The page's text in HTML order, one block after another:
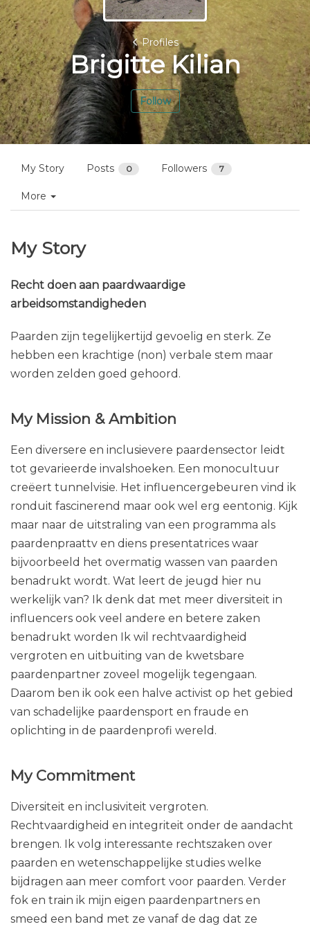
Profiles
Brigitte Kilian
Follow
My Story Posts 0 Followers 7
More
My Story
Recht doen aan paardwaardige
arbeidsomstandigheden
Paarden zijn tegelijkertijd gevoelig en sterk. Ze
hebben een krachtige (non) verbale stem maar
worden zelden goed gehoord.
My Mission & Ambition
Een diversere en inclusievere paardensector leidt
tot gevarieerde invalshoeken. Een monocultuur
creëert tunnelvisie. Het influencergebeuren vind ik
ronduit fascinerend maar ook wel erg eentonig. Kijk
maar naar de uitstraling van een programma als
paardenpraattv en diens presentatrices waar
bijvoorbeeld het overmatig wassen van paarden
benadrukt wordt. Wat leert de jeugd hier nu
werkelijk van? Ik denk dat met meer diversiteit in
influencers ook veel andere en betere zaken
benadrukt worden Ik wil rechtvaardigheid
vergroten en uitbuiting van de kwetsbare
paardenpartner zoveel mogelijk tegengaan.
Daarom ben ik ook een halve activist op het gebied
van schadelijke paardensport en fraude en
oplichting in de paardenprofi wereld.
My Commitment
Diversiteit en inclusiviteit vergroten.
Rechtvaardigheid en integriteit onder de aandacht
brengen. Ik volg interessante rechtszaken over
paarden en wetenschappelijke studies welke
bijdragen aan meer comfort voor paarden. Verder
fok en train ik mijn eigen paardenpartners en
smeed een band met ze vanaf de dag dat ze